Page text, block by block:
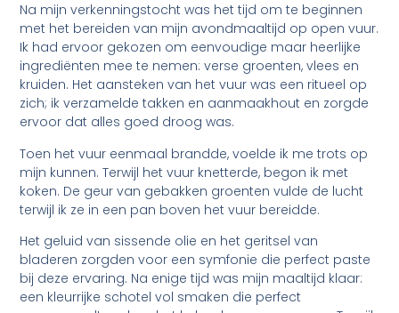
Na mijn verkenningstocht was het tijd om te beginnen
met het bereiden van mijn avondmaaltijd op open vuur.
Ik had ervoor gekozen om eenvoudige maar heerlijke
ingrediënten mee te nemen: verse groenten, vlees en
kruiden. Het aansteken van het vuur was een ritueel op
zich; ik verzamelde takken en aanmaakhout en zorgde
ervoor dat alles goed droog was.
Toen het vuur eenmaal brandde, voelde ik me trots op
mijn kunnen. Terwijl het vuur knetterde, begon ik met
koken. De geur van gebakken groenten vulde de lucht
terwijl ik ze in een pan boven het vuur bereidde.
Het geluid van sissende olie en het geritsel van
bladeren zorgden voor een symfonie die perfect paste
bij deze ervaring. Na enige tijd was mijn maaltijd klaar:
een kleurrijke schotel vol smaken die perfect